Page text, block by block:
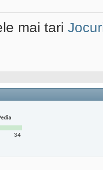
mai tari
34